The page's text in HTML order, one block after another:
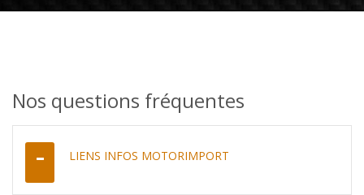
Nos questions fréquentes
LIENS INFOS MOTORIMPORT